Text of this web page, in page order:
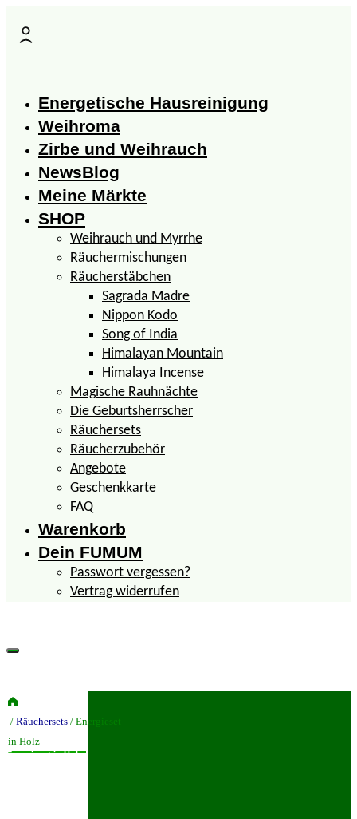
Inhalt
Energetische Hausreinigung
Weihroma
Zirbe und Weihrauch
NewsBlog
Meine Märkte
SHOP
Weihrauch und Myrrhe
Räuchermischungen
Räucherstäbchen
Sagrada Madre
Nippon Kodo
Song of India
Himalayan Mountain
Himalaya Incense
Magische Rauhnächte
Die Geburtsherrscher
Räuchersets
Räucherzubehör
Angebote
Geschenkkarte
FAQ
Warenkorb
Dein FUMUM
Passwort vergessen?
Vertrag widerrufen
Energieset in Holz
/Räuchersets / Energieset
in Holz